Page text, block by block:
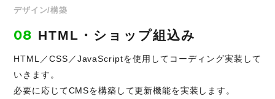
デザイン/構築
08 HTML・ショップ組込み
HTML／CSS／JavaScriptを使用してコーディング実装して
いきます。
必要に応じてCMSを構築して更新機能を実装します。